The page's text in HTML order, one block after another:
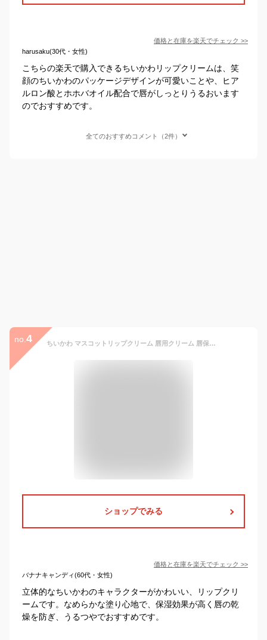
価格と在庫を楽天でチェック >>
harusaku(30代・女性)
こちらの楽天で購入できるちいかわリップクリームは、笑
顔のちいかわのパッケージデザインが可愛いことや、ヒア
ルロン酸とホホバオイル配合で唇がしっとりうるおいます
のでおすすめです。
全てのおすすめコメント（2件）
no. 4 ちいかわ マスコットリップクリーム 唇用クリーム 唇保湿 リップバーム 唇用バーム 唇ケアクリーム ちいかわ チェリーの香り ハチワレ サボンの香り うさぎ ジャスミンの香り CMCL1
ショップでみる
価格と在庫を楽天でチェック >>
バナナキャンディ(60代・女性)
立体的なちいかわのキャラクターがかわいい、リップクリ
ームです。なめらかな塗り心地で、保湿効果が高く唇の乾
燥を防ぎ、うるつやでおすすめです。